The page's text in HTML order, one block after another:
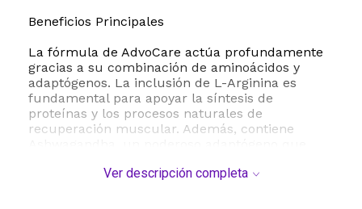
Beneficios Principales
La fórmula de AdvoCare actúa profundamente
gracias a su combinación de aminoácidos y
adaptógenos. La inclusión de L-Arginina es
fundamental para apoyar la síntesis de
proteínas y los procesos naturales de
recuperación muscular. Además, contiene
entrenamiento, facilitando una reparación
Ver descripción completa